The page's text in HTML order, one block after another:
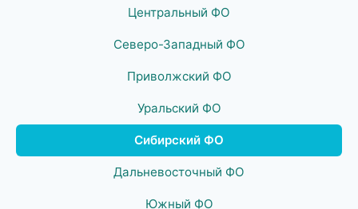
Центральный ФО
Северо-Западный ФО
Приволжский ФО
Уральский ФО
Сибирский ФО
Дальневосточный ФО
Южный ФО